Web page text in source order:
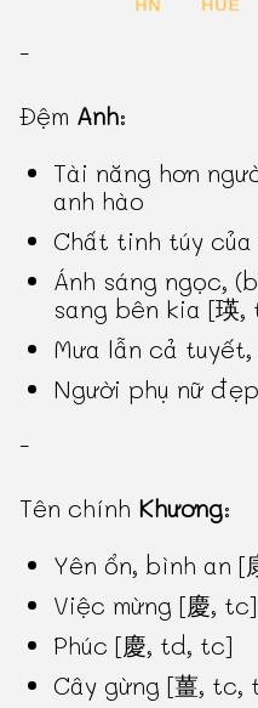
-
Đệm Anh:
Tài năng hơn
anh hào
Chất tinh túy
Ánh sáng ngọc,
sang bên kia [瑛,
Mưa lẫn cả
Người phụ nữ
-
Tên chính Khương:
Yên ổn, bình an [
Việc mừng [慶, tc]
Phúc [慶, td, tc]
Cây gừng [薑, tc,